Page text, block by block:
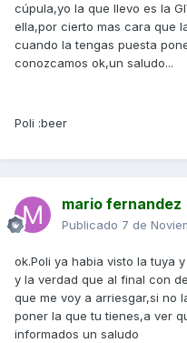
cúpula,yo la que llevo es la
ella,por cierto mas cara que
cuando la tengas puesta
conozcamos ok,un saludo...
Poli :beer
mario fernandez
Publicado 7 de
ok.Poli ya habia visto la tuya
y la verdad que al final con
que me voy a arriesgar,si no
poner la que tu tienes,a ver
informados un saludo